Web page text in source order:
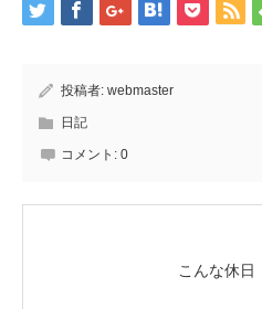
投稿者: webmaster
日記
コメント: 0
こんな休日